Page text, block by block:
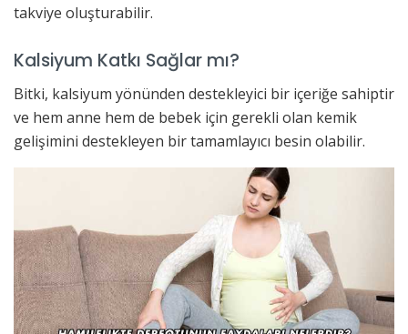
takviye oluşturabilir.
Kalsiyum Katkı Sağlar mı?
Bitki, kalsiyum yönünden destekleyici bir içeriğe sahiptir
ve hem anne hem de bebek için gerekli olan kemik
gelişimini destekleyen bir tamamlayıcı besin olabilir.